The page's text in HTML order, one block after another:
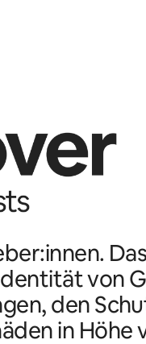
von
den
in Höhe